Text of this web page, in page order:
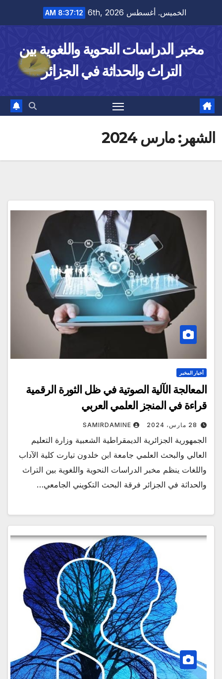
الخميس. أغسطس 6th, 2026 8:37:13 AM
مخبر الدراسات النحوية واللغوية بين
التراث والحداثة في الجزائر
الشهر:مارس 2024
أخبار المخبر
المعالجة الآلية الصوتية في ظل الثورة الرقمية
قراءة في المنجز العلمي العربي
28 مارس، 2024 SAMIRDAMINE
الجمهورية الجزائرية الديمقراطية الشعبية وزارة التعليم
العالي والبحث العلمي جامعة ابن خلدون تيارت كلية الآداب
واللغات ينظم مخبر الدراسات النحوية واللغوية بين التراث
والحداثة في الجزائر فرقة البحث التكويني الجامعي…